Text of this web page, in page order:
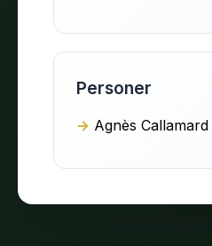
Personer
Agnès Callamard